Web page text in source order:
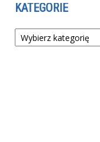
KATEGORIE
Kategorie